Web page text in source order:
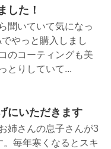
した！
聞いていて気になっ
やっと購入しまし
のコーティングも美
とりしていて...
にいただきます
姉さんの息子さんが3
毎年寒くなるとスキ